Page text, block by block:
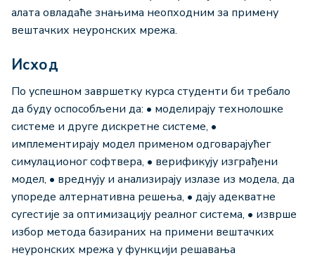
алата овладаће знањима неопходним за примену
вештачких неуронских мрежа.
Исход
По успешном завршетку курса студенти би требало
да буду оспособљени да: • моделирају технолошке
системе и друге дискретне системе, •
имплементирају модел применом одговарајућег
симулационог софтвера, • верификују изграђени
модел, • вреднују и анализирају излазе из модела, да
упореде алтернативна решења, • дају адекватне
сугестије за оптимизацију реалног система, • изврше
избор метода базираних на примени вештачких
неуронских мрежа у функцији решавања